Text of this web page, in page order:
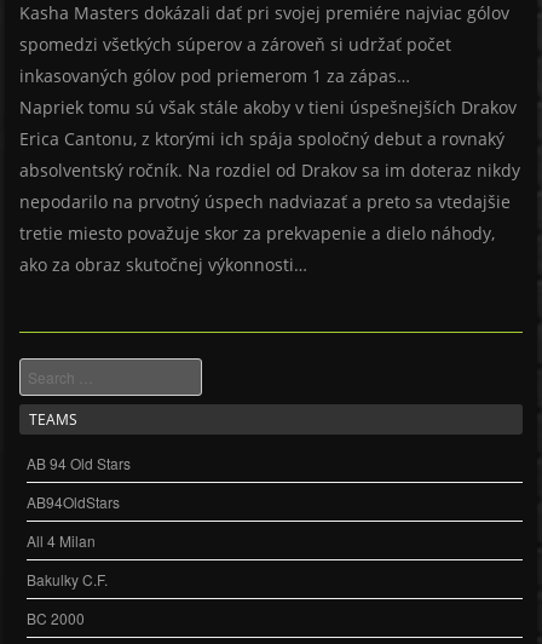
Kasha Masters dokázali dať pri svojej premiére najviac gólov
spomedzi všetkých súperov a zároveň si udržať počet
inkasovaných gólov pod priemerom 1 za zápas…
Napriek tomu sú však stále akoby v tieni úspešnejších Drakov
Erica Cantonu, z ktorými ich spája spoločný debut a rovnaký
absolventský ročník. Na rozdiel od Drakov sa im doteraz nikdy
nepodarilo na prvotný úspech nadviazať a preto sa vtedajšie
tretie miesto považuje skor za prekvapenie a dielo náhody,
ako za obraz skutočnej výkonnosti…
Search
TEAMS
AB 94 Old Stars
AB94OldStars
All 4 Milan
Bakulky C.F.
BC 2000